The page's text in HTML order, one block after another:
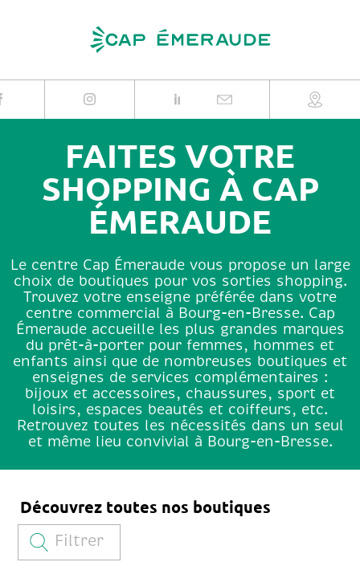
FAITES VOTRE
SHOPPING À CAP
ÉMERAUDE
Le centre Cap Émeraude vous propose un large
choix de boutiques pour vos sorties shopping.
Trouvez votre enseigne préférée dans votre
centre commercial à Bourg-en-Bresse. Cap
Émeraude accueille les plus grandes marques
du prêt-à-porter pour femmes, hommes et
enfants ainsi que de nombreuses boutiques et
enseignes de services complémentaires :
bijoux et accessoires, chaussures, sport et
loisirs, espaces beautés et coiffeurs, etc.
Retrouvez toutes les nécessités dans un seul
et même lieu convivial à Bourg-en-Bresse.
Découvrez toutes nos boutiques
Filtrer